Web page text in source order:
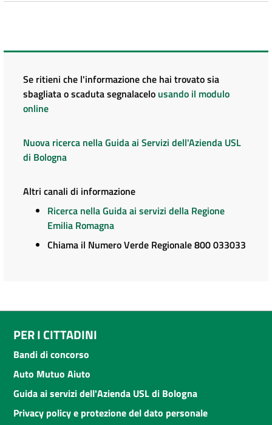
Se ritieni che l'informazione che hai trovato sia
sbagliata o scaduta segnalacelo usando il modulo
online
Nuova ricerca nella Guida ai Servizi dell'Azienda USL
di Bologna
Altri canali di informazione
Ricerca nella Guida ai servizi della Regione
Emilia Romagna
Chiama il Numero Verde Regionale 800 033033
PER I CITTADINI
Bandi di concorso
Auto Mutuo Aiuto
Guida ai servizi dell'Azienda USL di Bologna
Privacy policy e protezione del dato personale